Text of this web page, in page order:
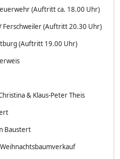
(Auftritt ca. 18.00 Uhr)
Ferschweiler (Auftritt 20.30 Uhr)
(Auftritt 19.00 Uhr)
& Klaus-Peter Theis
Baustert